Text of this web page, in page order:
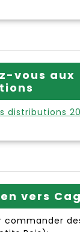
vous aux
distributions
vers
commander